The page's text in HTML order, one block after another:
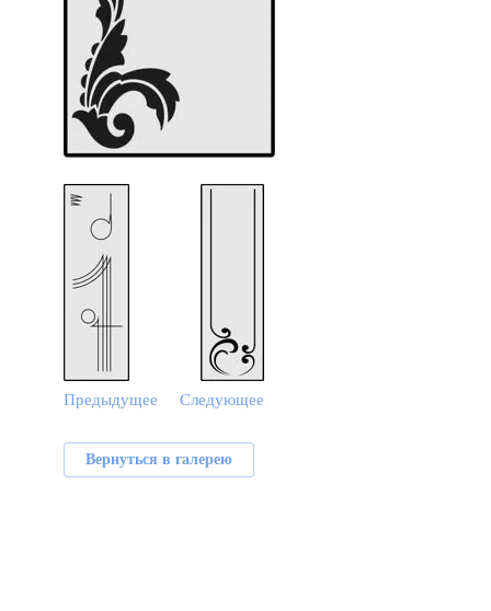
Предыдущее Следующее
Вернуться в галерею